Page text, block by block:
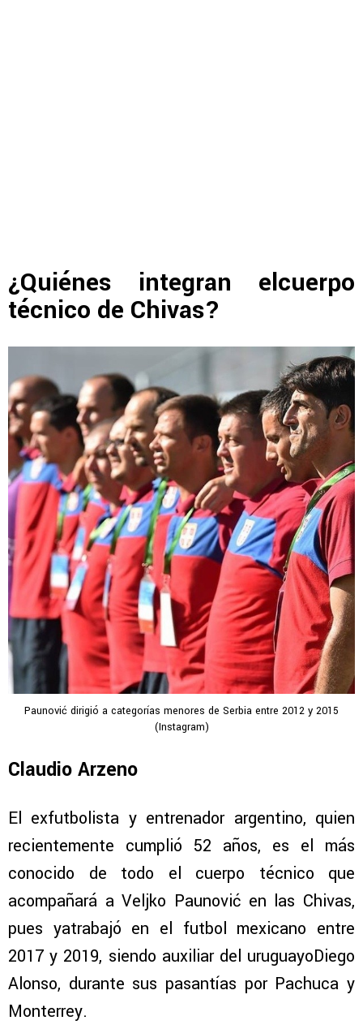
¿Quiénes integran elcuerpo
técnico de Chivas?
Paunović dirigió a categorías menores de Serbia entre 2012 y 2015
(Instagram)
Claudio Arzeno
El exfutbolista y entrenador argentino, quien
recientemente cumplió 52 años, es el más
conocido de todo el cuerpo técnico que
acompañará a Veljko Paunović en las Chivas,
pues yatrabajó en el futbol mexicano entre
2017 y 2019, siendo auxiliar del uruguayoDiego
Alonso, durante sus pasantías por Pachuca y
Monterrey.